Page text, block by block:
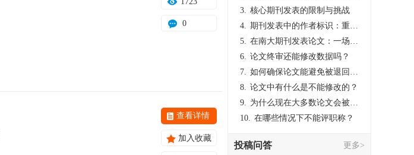
0
查看详情
加入收藏
3. 核心期刊发表的限制与挑战
4. 期刊发表中的作者标识：重要性与实践
5. 在南大期刊发表论文：一场知识探索与学术成就的旅程
6. 论文终审还能修改数据吗？
7. 如何确保论文能避免被退回：关键条件与策略
8. 论文中有什么是不能修改的？
9. 为什么现在大多数论文会被评判为AI撰写？（深度剖析查重机制下的困境与出路）
10. 在哪些情况下不能评职称？
投稿问答 更多>